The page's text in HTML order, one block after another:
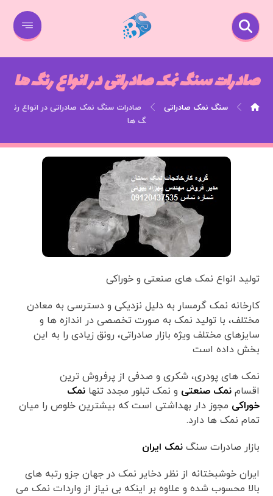
صادرات سنگ نمک صادراتی در انواع رنگ ها
سنگ نمک صادراتی
صادرات سنگ نمک صادراتی در انواع رن
گ ها
تولید انواع نمک های صنعتی و خوراکی
کارخانه نمک گرمسار به دلیل نزدیکی و دسترسی به معادن
مختلف، با تولید نمک به صورت تخصصی در اندازه ها و
سایزهای مختلف ویژه بازار صادراتی، رونق زیادی را به این
بخش داده است
نمک های پودری، شکری و صدفی از پرفروش ترین
اقسامنمک صنعتی و نمک تبلور مجدد تنهانمک
خوراکی مجوز دار بهداشتی است که بیشترین خلوص را میان
تمام نمک ها دارد.
بازار صادرات سنگنمک ایران
ایران خوشبختانه از نظر دخایر نمک در جهان جزو رتبه های
بالا محسوب شده و علاوه بر اینکه بی نیاز از واردات نمک می